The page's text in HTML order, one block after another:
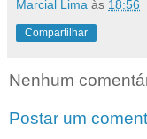
Marcial Lima às 18:56
Compartilhar
Nenhum
Postar um